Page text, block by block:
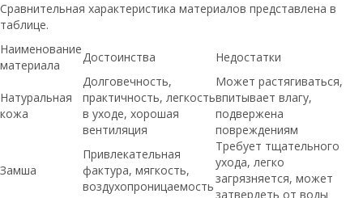
Сравнительная характеристика материалов представлена в
таблице.
Наименование
материала
Достоинства Недостатки
Натуральная
кожа
Долговечность,
практичность, легкость
в уходе, хорошая
вентиляция
Может растягиваться,
впитывает влагу,
подвержена
повреждениям
Замша
Привлекательная
фактура, мягкость,
воздухопроницаемость
Требует тщательного
ухода, легко
загрязняется, может
затвердеть от воды